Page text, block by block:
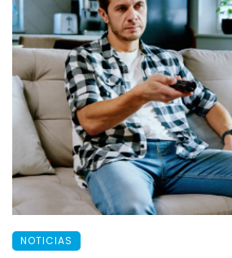
NOTICIAS